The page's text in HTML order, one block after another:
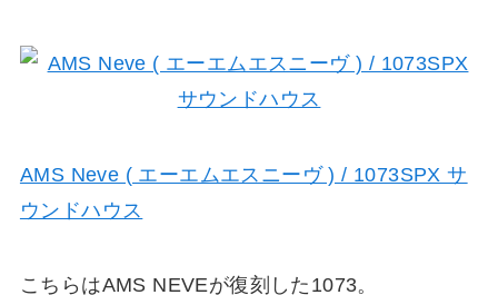
AMS Neve ( エーエムエスニーヴ ) / 1073SPX サ
ウンドハウス
こちらはAMS NEVEが復刻した1073。